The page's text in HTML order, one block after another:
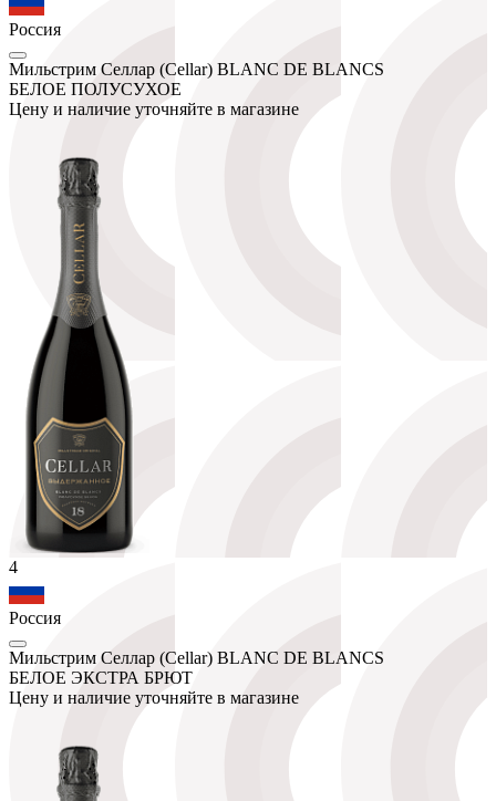
Россия
Мильстрим Селлар (Cellar) BLANC DE BLANCS
БЕЛОЕ ПОЛУСУХОЕ
Цену и наличие уточняйте в магазине
4
Россия
Мильстрим Селлар (Cellar) BLANC DE BLANCS
БЕЛОЕ ЭКСТРА БРЮТ
Цену и наличие уточняйте в магазине